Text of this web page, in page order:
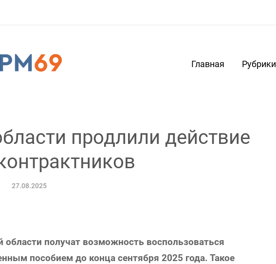
Главная Рубрики
продлили действие
27.08.2025
области получат возможность воспользоваться
пособием до конца сентября 2025 года. Такое